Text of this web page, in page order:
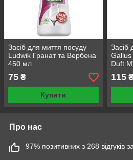
Засіб для миття посуду
Ludwik Гранат та Вербена
450 мл
75 ₴
Купити
Засіб
Duft
115
Про нас
97% позитивних з 268 відгуків